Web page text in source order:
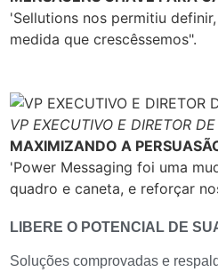
'Sellutions nos permitiu
medida que crescêssemos".
VP EXECUTIVO E DIRETOR
MAXIMIZANDO A
'Power Messaging foi uma
quadro e caneta, e reforçar
LIBERE O POTENCIAL DE
Soluções comprovadas e